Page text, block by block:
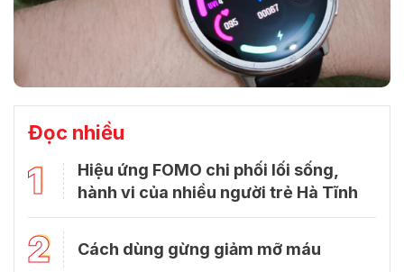
Đọc nhiều
1
Hiệu ứng FOMO chi phối lối sống,
hành vi của nhiều người trẻ Hà Tĩnh
2 Cách dùng gừng giảm mỡ máu